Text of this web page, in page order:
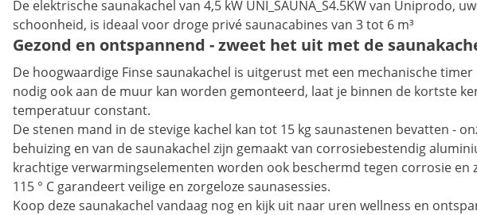
De elektrische saunakachel van 4,5 kW UNI_SAUNA_S4.5KW van Uniprodo,
schoonheid, is ideaal voor droge privé saunacabines van 3 tot 6 m³
Gezond en ontspannend - zweet het uit met de
De hoogwaardige Finse saunakachel is uitgerust met een mechanische
nodig ook aan de muur kan worden gemonteerd, laat je binnen de kortste
temperatuur constant.
De stenen mand in de stevige kachel kan tot 15 kg saunastenen bevatten -
behuizing en van de saunakachel zijn gemaakt van corrosiebestendig
krachtige verwarmingselementen worden ook beschermd tegen corrosie
115 ° C garandeert veilige en zorgeloze saunasessies.
Koop deze saunakachel vandaag nog en kijk uit naar uren wellness en